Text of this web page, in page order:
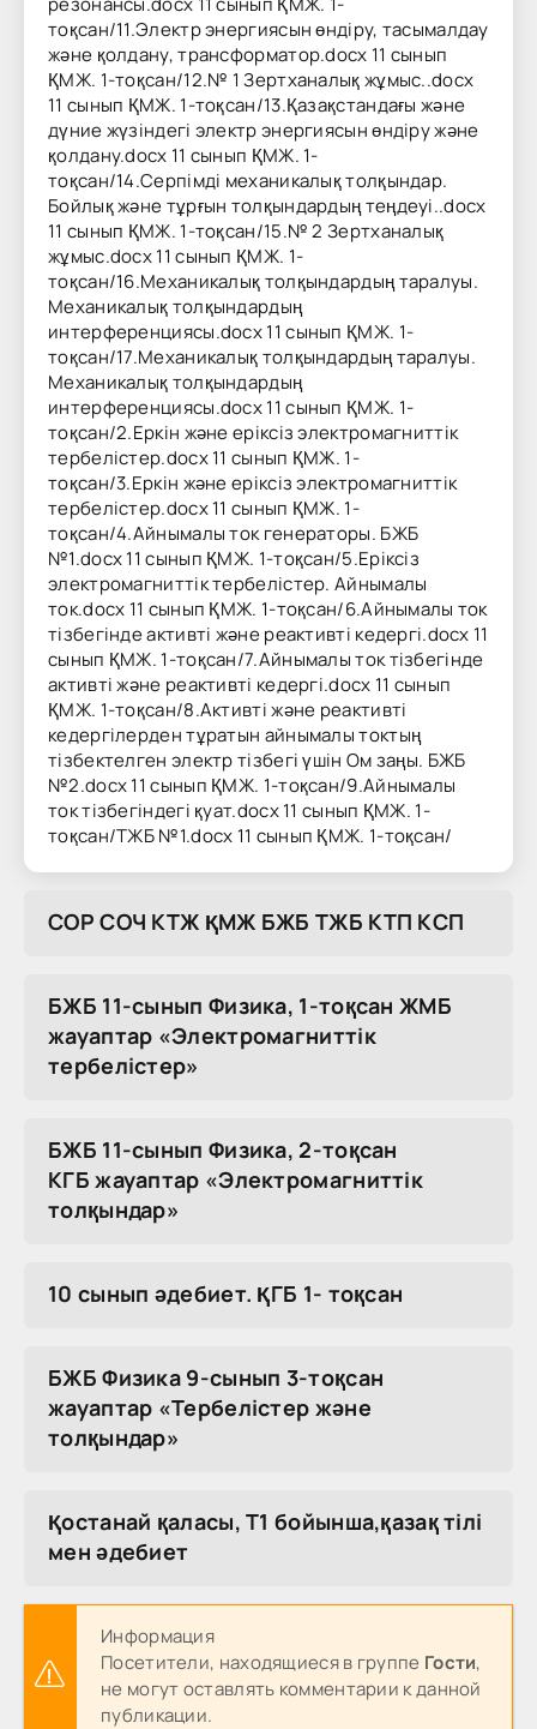
тоқсан/11.Электр энергиясын өндіру, тасымалдау
және қолдану, трансформатор.docx 11 сынып
ҚМЖ. 1-тоқсан/12.№ 1 Зертханалық жұмыс..docx
11 сынып ҚМЖ. 1-тоқсан/13.Қазақстандағы және
дүние жүзіндегі электр энергиясын өндіру және
қолдану.docx 11 сынып ҚМЖ. 1-
тоқсан/14.Серпімді механикалық толқындар.
Бойлық және тұрғын толқындардың теңдеуі..docx
11 сынып ҚМЖ. 1-тоқсан/15.№ 2 Зертханалық
жұмыс.docx 11 сынып ҚМЖ. 1-
тоқсан/16.Механикалық толқындардың таралуы.
Механикалық толқындардың
интерференциясы.docx 11 сынып ҚМЖ. 1-
тоқсан/17.Механикалық толқындардың таралуы.
Механикалық толқындардың
интерференциясы.docx 11 сынып ҚМЖ. 1-
тоқсан/2.Еркін және еріксіз электромагниттік
тербелістер.docx 11 сынып ҚМЖ. 1-
тоқсан/3.Еркін және еріксіз электромагниттік
тербелістер.docx 11 сынып ҚМЖ. 1-
тоқсан/4.Айнымалы ток генераторы. БЖБ
№1.docx 11 сынып ҚМЖ. 1-тоқсан/5.Еріксіз
электромагниттік тербелістер. Айнымалы
ток.docx 11 сынып ҚМЖ. 1-тоқсан/6.Айнымалы ток
тізбегінде активті және реактивті кедергі.docx 11
сынып ҚМЖ. 1-тоқсан/7.Айнымалы ток тізбегінде
активті және реактивті кедергі.docx 11 сынып
ҚМЖ. 1-тоқсан/8.Активті және реактивті
кедергілерден тұратын айнымалы токтың
тізбектелген электр тізбегі үшін Ом заңы. БЖБ
№2.docx 11 сынып ҚМЖ. 1-тоқсан/9.Айнымалы
ток тізбегіндегі қуат.docx 11 сынып ҚМЖ. 1-
тоқсан/ТЖБ №1.docx 11 сынып ҚМЖ. 1-тоқсан/
COP COЧ KTЖ ҚMЖ БЖБ TЖБ KTП KCП
БЖБ 11-сынып Физика, 1-тоқсан ЖМБ
жауаптар «Электромагниттік
тербелістер»
БЖБ 11-сынып Физика, 2-тоқсан
КГБ жауаптар «Электромагниттік
толқындар»
10 сынып әдебиет. ҚГБ 1- тоқсан
БЖБ Физика 9-сынып 3-тоқсан
жауаптар «Тербелістер және
толқындар»
Қостанай қаласы, Т1 бойынша,қазақ тілі
мен әдебиет
Информация
Посетители, находящиеся в группе Гости,
не могут оставлять комментарии к данной
публикации.